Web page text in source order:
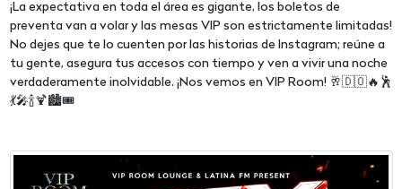
¡La expectativa en toda el área es gigante, los boletos de
preventa van a volar y las mesas VIP son estrictamente limitadas!
No dejes que te lo cuenten por las historias de Instagram; reúne a
tu gente, asegura tus accesos con tiempo y ven a vivir una noche
verdaderamente inolvidable. ¡Nos vemos en VIP Room! 🥂🇩🇴🔥🕺
💃🎤🍾🍹🏙️🎟️